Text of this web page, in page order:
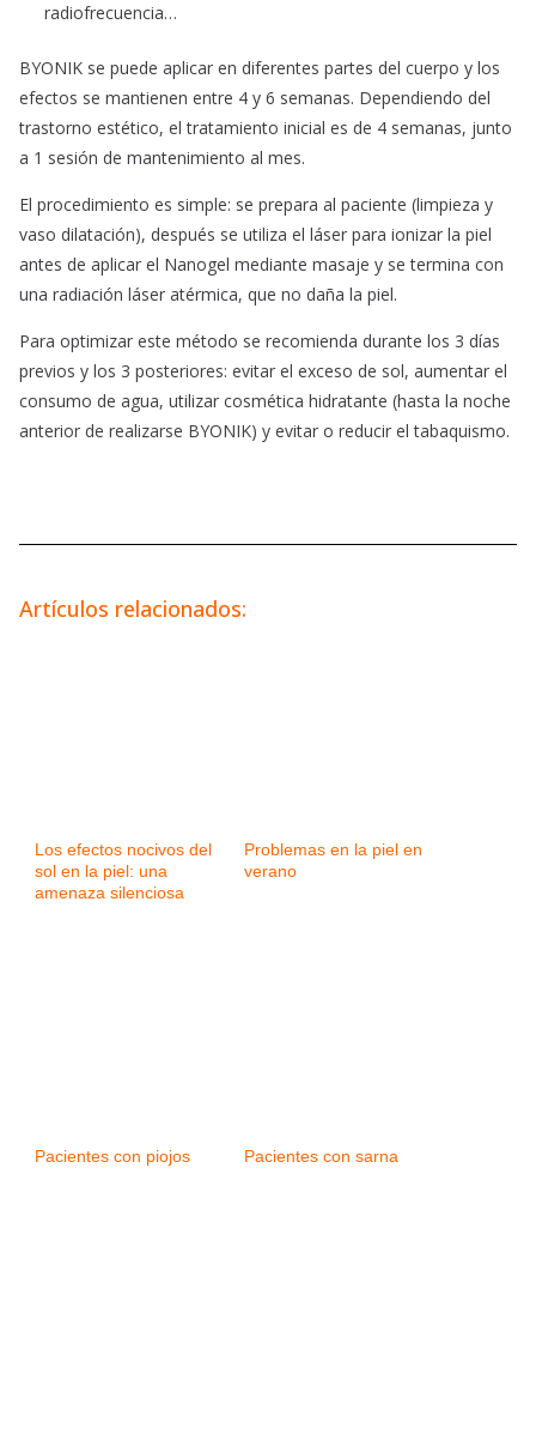
radiofrecuencia…
BYONIK se puede aplicar en diferentes partes del cuerpo y los
efectos se mantienen entre 4 y 6 semanas. Dependiendo del
trastorno estético, el tratamiento inicial es de 4 semanas, junto
a 1 sesión de mantenimiento al mes.
El procedimiento es simple: se prepara al paciente (limpieza y
vaso dilatación), después se utiliza el láser para ionizar la piel
antes de aplicar el Nanogel mediante masaje y se termina con
una radiación láser atérmica, que no daña la piel.
Para optimizar este método se recomienda durante los 3 días
previos y los 3 posteriores: evitar el exceso de sol, aumentar el
consumo de agua, utilizar cosmética hidratante (hasta la noche
anterior de realizarse BYONIK) y evitar o reducir el tabaquismo.
Artículos relacionados:
Los efectos nocivos del
sol en la piel: una
amenaza silenciosa
Problemas en la piel en
verano
Pacientes con piojos Pacientes con sarna